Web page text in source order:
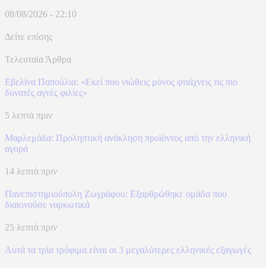
08/08/2026 - 22:10
Δείτε επίσης
Τελευταία Άρθρα
Εβελίνα Παπούλια: «Εκεί που νιώθεις μόνος φτιάχνεις τις πιο
δυνατές αγνές φιλίες»
5 λεπτά πριν
Μαρλεμάδα: Προληπτική ανάκληση προϊόντος από την ελληνική
αγορά
14 λεπτά πριν
Πανεπιστημιούπολη Ζωγράφου: Εξαρθρώθηκε ομάδα που
διακινούσε ναρκωτικά
25 λεπτά πριν
Αυτά τα τρία τρόφιμα είναι οι 3 μεγαλύτερες ελληνικές εξαγωγές